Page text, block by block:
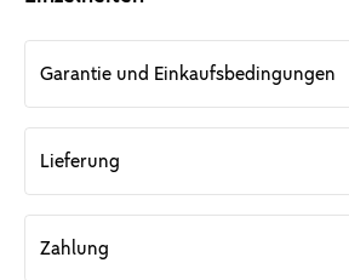
Garantie und Einkaufsbedingungen
Lieferung
Zahlung